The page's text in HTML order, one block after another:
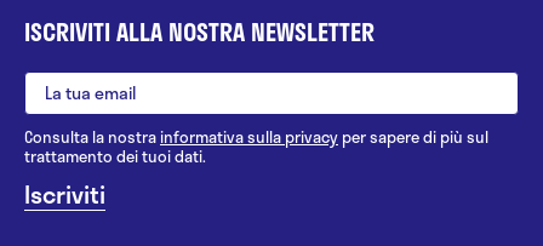
ISCRIVITI ALLA NOSTRA NEWSLETTER
Consulta la nostrainformativa sulla privacy per sapere di più sul
trattamento dei tuoi dati.